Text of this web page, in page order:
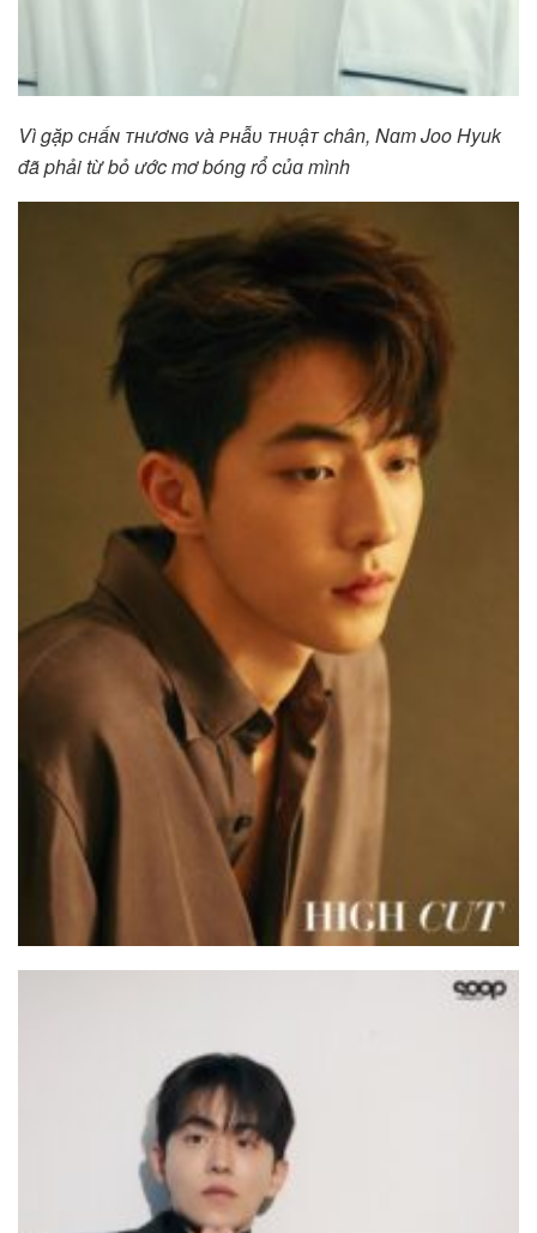
Vì gặp ᴄʜấɴ ᴛʜươɴɢ và ᴘʜẫᴜ ᴛʜᴜậᴛ chân, Nɑm Joo Hyuk
đã phải từ bỏ ước mơ bóng rổ củɑ mình